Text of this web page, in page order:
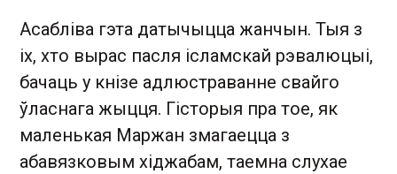
Асабліва гэта датычыцца жанчын. Тыя з
іх, хто вырас пасля ісламскай рэвалюцыі,
бачаць у кнізе адлюстраванне свайго
ўласнага жыцця. Гісторыя пра тое, як
маленькая Маржан змагаецца з
абавязковым хіджабам, таемна слухае